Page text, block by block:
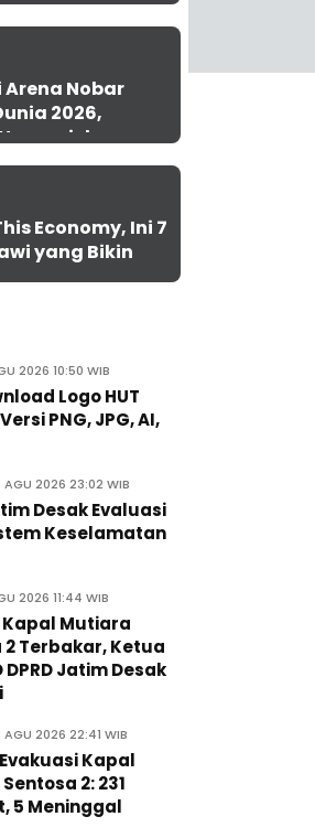
Arena Nobar
2026,
dan
1.000 Warga
Economy, Ini 7
yang Bikin
2026 10:50 WIB
Logo HUT
PNG, JPG, AI,
AGU 2026 23:02 WIB
Desak Evaluasi
Keselamatan
2026 11:44 WIB
Mutiara
2 Terbakar, Ketua
DPRD Jatim Desak
AGU 2026 22:41 WIB
Kapal
2: 231
5 Meninggal